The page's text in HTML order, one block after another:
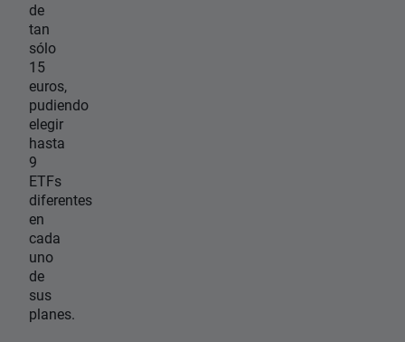
de
tan
sólo
15
euros,
pudiendo
elegir
hasta
9
ETFs
diferentes
en
cada
uno
de
sus
planes.